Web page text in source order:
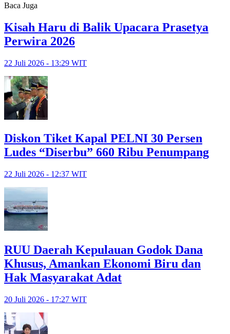
Baca Juga
Kisah Haru di Balik Upacara Prasetya
Perwira 2026
22 Juli 2026 - 13:29 WIT
Diskon Tiket Kapal PELNI 30 Persen
Ludes “Diserbu” 660 Ribu Penumpang
22 Juli 2026 - 12:37 WIT
RUU Daerah Kepulauan Godok Dana
Khusus, Amankan Ekonomi Biru dan
Hak Masyarakat Adat
20 Juli 2026 - 17:27 WIT